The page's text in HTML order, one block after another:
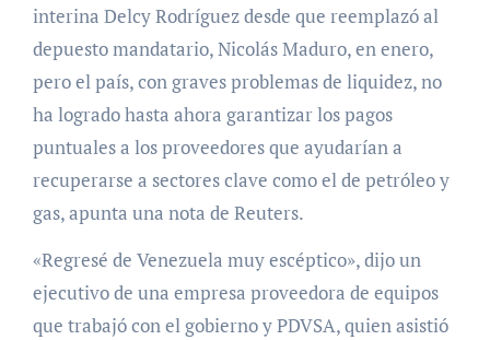
interina Delcy Rodríguez desde que reemplazó al
depuesto mandatario, Nicolás Maduro, en enero,
pero el país, con graves problemas de liquidez, no
ha logrado hasta ahora garantizar los pagos
puntuales a los proveedores que ayudarían a
recuperarse a sectores clave como el de petróleo y
gas, apunta una nota de Reuters.
«Regresé de Venezuela muy escéptico», dijo un
ejecutivo de una empresa proveedora de equipos
que trabajó con el gobierno y PDVSA, quien asistió